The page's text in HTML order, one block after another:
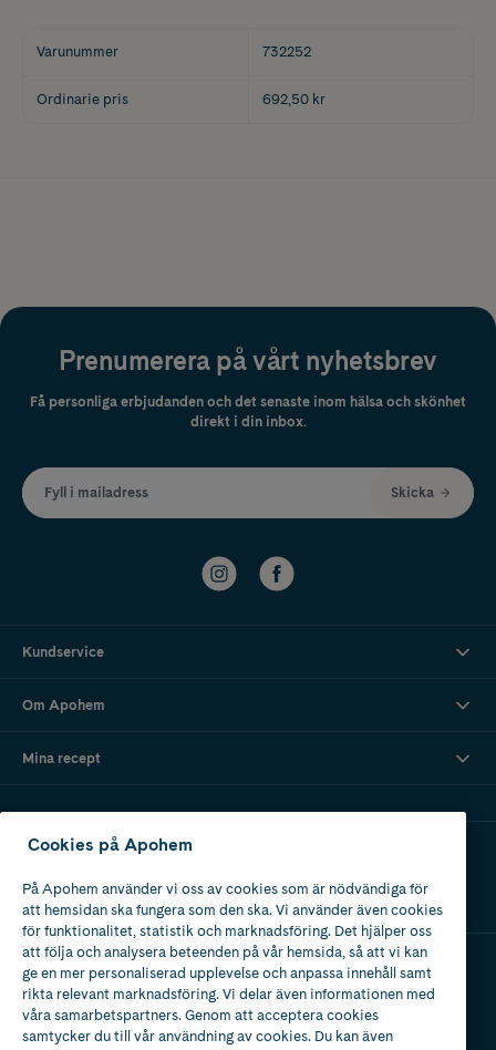
Varunummer 732252
Ordinarie pris 692,50 kr
Prenumerera på vårt nyhetsbrev
Få personliga erbjudanden och det senaste inom hälsa och skönhet
direkt i din inbox.
Fyll i mailadress Skicka
Kundservice
Om Apohem
Mina recept
Ladda ner vår app
Apotek med tillstånd
av Läkemedelsverket
Cookies på Apohem
På Apohem använder vi oss av cookies som är nödvändiga för
att hemsidan ska fungera som den ska. Vi använder även cookies
för funktionalitet, statistik och marknadsföring. Det hjälper oss
att följa och analysera beteenden på vår hemsida, så att vi kan
ge en mer personaliserad upplevelse och anpassa innehåll samt
rikta relevant marknadsföring. Vi delar även informationen med
våra samarbetspartners. Genom att acceptera cookies
samtycker du till vår användning av cookies. Du kan även